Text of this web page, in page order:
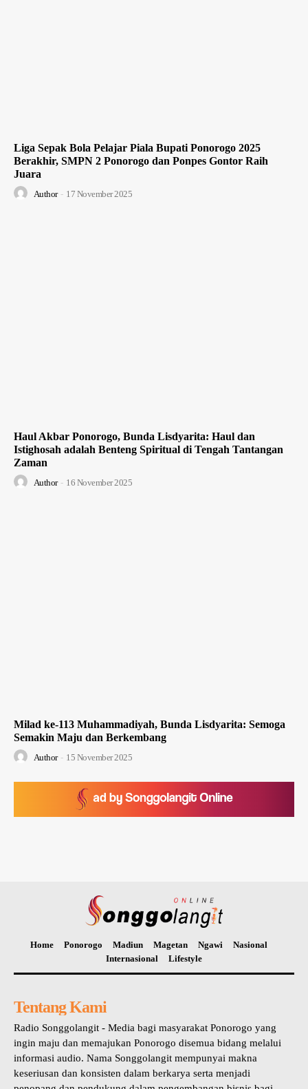
Liga Sepak Bola Pelajar Piala Bupati Ponorogo 2025
Berakhir, SMPN 2 Ponorogo dan Ponpes Gontor Raih
Juara
Author - 17 November 2025
Haul Akbar Ponorogo, Bunda Lisdyarita: Haul dan
Istighosah adalah Benteng Spiritual di Tengah Tantangan
Zaman
Author - 16 November 2025
Milad ke-113 Muhammadiyah, Bunda Lisdyarita: Semoga
Semakin Maju dan Berkembang
Author - 15 November 2025
Home Ponorogo Madiun Magetan Ngawi
Nasional
Internasional
Lifestyle
Tentang Kami
Radio Songgolangit - Media bagi masyarakat Ponorogo yang
ingin maju dan memajukan Ponorogo disemua bidang melalui
informasi audio. Nama Songgolangit mempunyai makna
keseriusan dan konsisten dalam berkarya serta menjadi